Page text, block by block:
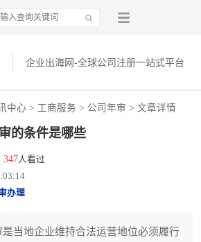
企业出海网-全球公司注册一站式平台
中心 > 工商服务 > 公司年审 > 文章详情
的条件是哪些
347人看过
办理
当地企业维持合法运营地位必须履行